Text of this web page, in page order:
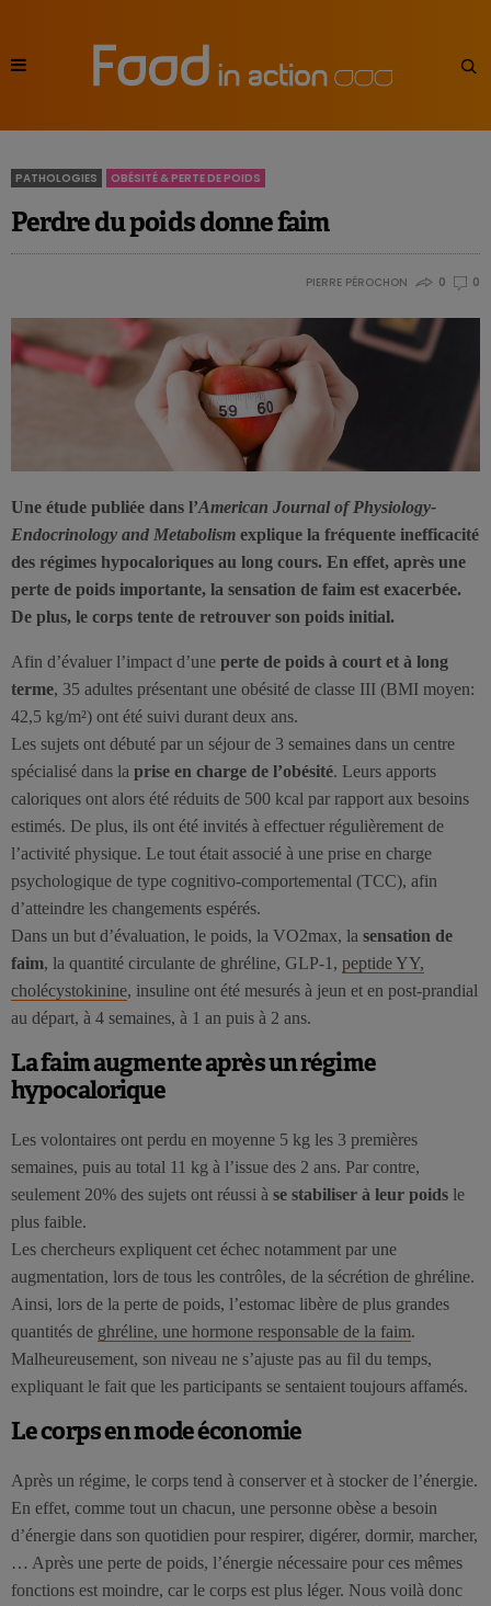
PATHOLOGIES OBÉSITÉ & PERTE DE POIDS
Perdre du poids donne faim
PIERRE PÉROCHON 0 0
Une étude publiée dans l’American Journal of Physiology-
Endocrinology and Metabolism explique la fréquente inefficacité
des régimes hypocaloriques au long cours. En effet, après une
perte de poids importante, la sensation de faim est exacerbée.
De plus, le corps tente de retrouver son poids initial.
Afin d’évaluer l’impact d’une perte de poids à court et à long
terme, 35 adultes présentant une obésité de classe III (BMI moyen:
42,5 kg/m²) ont été suivi durant deux ans.
Les sujets ont débuté par un séjour de 3 semaines dans un centre
spécialisé dans la prise en charge de l’obésité. Leurs apports
caloriques ont alors été réduits de 500 kcal par rapport aux besoins
estimés. De plus, ils ont été invités à effectuer régulièrement de
l’activité physique. Le tout était associé à une prise en charge
psychologique de type cognitivo-comportemental (TCC), afin
d’atteindre les changements espérés.
Dans un but d’évaluation, le poids, la VO2max, la sensation de
faim, la quantité circulante de ghréline, GLP-1, peptide YY,
cholécystokinine, insuline ont été mesurés à jeun et en post-prandial
au départ, à 4 semaines, à 1 an puis à 2 ans.
La faim augmente après un régime
hypocalorique
Les volontaires ont perdu en moyenne 5 kg les 3 premières
semaines, puis au total 11 kg à l’issue des 2 ans. Par contre,
seulement 20% des sujets ont réussi à se stabiliser à leur poids le
plus faible.
Les chercheurs expliquent cet échec notamment par une
augmentation, lors de tous les contrôles, de la sécrétion de ghréline.
Ainsi, lors de la perte de poids, l’estomac libère de plus grandes
quantités de ghréline, une hormone responsable de la faim.
Malheureusement, son niveau ne s’ajuste pas au fil du temps,
expliquant le fait que les participants se sentaient toujours affamés.
Le corps en mode économie
Après un régime, le corps tend à conserver et à stocker de l’énergie.
En effet, comme tout un chacun, une personne obèse a besoin
d’énergie dans son quotidien pour respirer, digérer, dormir, marcher,
… Après une perte de poids, l’énergie nécessaire pour ces mêmes
fonctions est moindre, car le corps est plus léger. Nous voilà donc